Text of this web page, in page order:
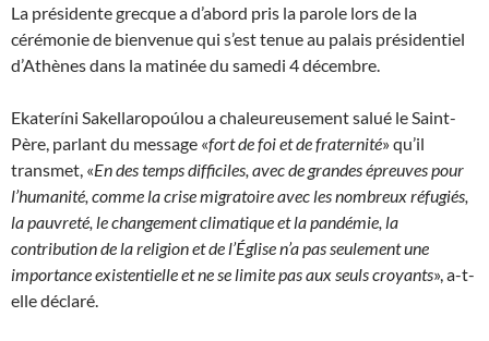
La présidente grecque a d’abord pris la parole lors de la
cérémonie de bienvenue qui s’est tenue au palais présidentiel
d’Athènes dans la matinée du samedi 4 décembre.
Ekateríni Sakellaropoúlou a chaleureusement salué le Saint-
Père, parlant du message «fort de foi et de fraternité» qu’il
transmet, «En des temps difficiles, avec de grandes épreuves pour
l’humanité, comme la crise migratoire avec les nombreux réfugiés,
la pauvreté, le changement climatique et la pandémie, la
contribution de la religion et de l’Église n’a pas seulement une
importance existentielle et ne se limite pas aux seuls croyants», a-t-
elle déclaré.